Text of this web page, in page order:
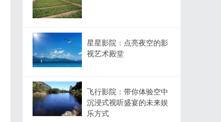
星星影院：点亮夜空的影
视艺术殿堂
飞行影院：带你体验空中
沉浸式视听盛宴的未来娱
乐方式